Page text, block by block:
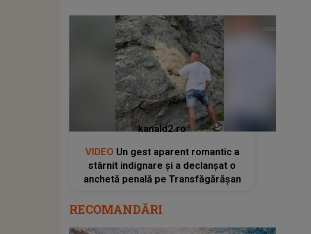
kanald2.ro
VIDEO Un gest aparent romantic a
stârnit indignare și a declanșat o
anchetă penală pe Transfăgărășan
RECOMANDĂRI